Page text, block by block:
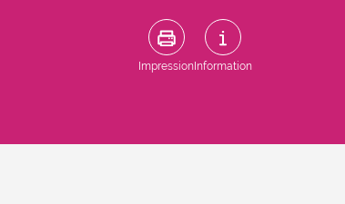
ImpressionInformation